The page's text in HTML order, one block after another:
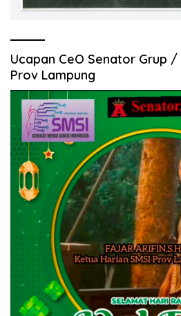
Ucapan CeO Senator Grup /
Prov Lampung